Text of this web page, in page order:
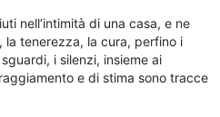
nell’intimità di una casa, e ne
la tenerezza, la cura, perfino i
i silenzi, insieme ai
e di stima sono tracce